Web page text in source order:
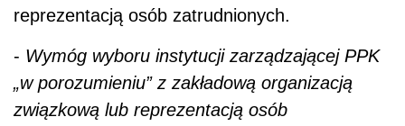
reprezentacją osób zatrudnionych.
- Wymóg wyboru instytucji zarządzającej PPK
„w porozumieniu” z zakładową organizacją
związkową lub reprezentacją osób